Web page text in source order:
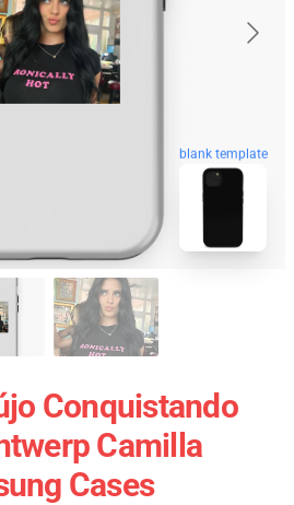
blank template
Conquistando
Camilla
Cases